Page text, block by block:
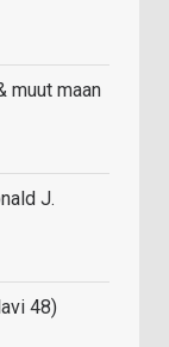
muut maan
J.
48)